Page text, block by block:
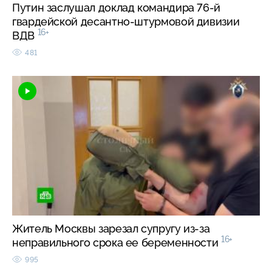
Путин заслушал доклад командира 76-й
гвардейской десантно-штурмовой дивизии
ВДВ 16+
481
Житель Москвы зарезал супругу из-за
неправильного срока ее беременности 16+
995